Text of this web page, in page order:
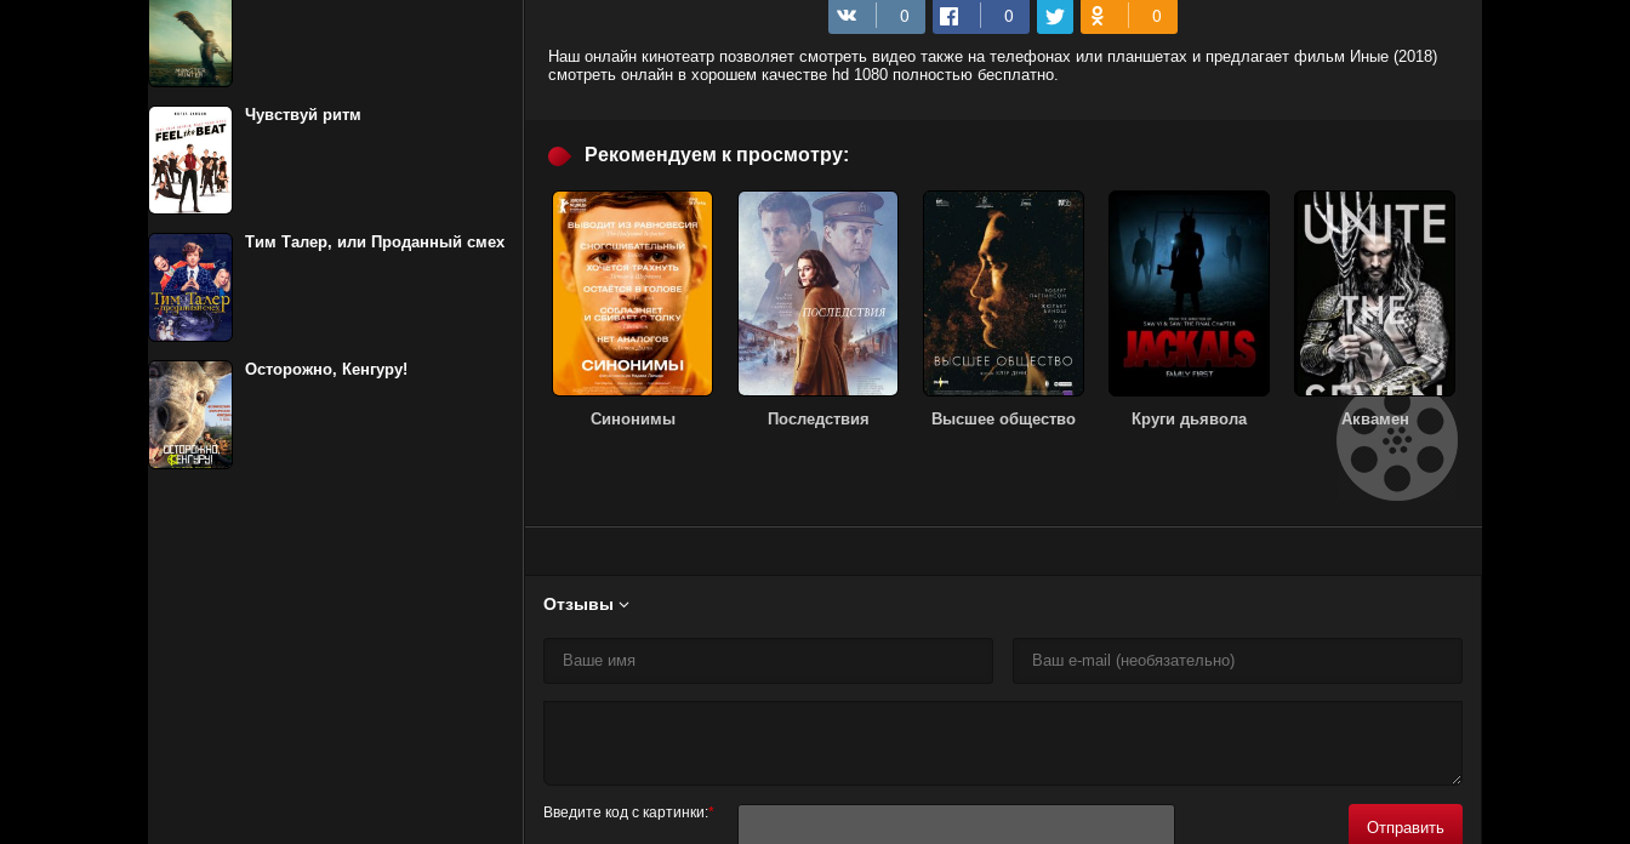
Наш онлайн кинотеатр позволяет смотреть видео также на телефонах или планшетах и предлагает фильм Иные (2018)
смотреть онлайн в хорошем качестве hd 1080 полностью бесплатно.
Рекомендуем к просмотру:
Синонимы Последствия Высшее общество Круги дьявола Аквамен
Отзывы 
Введите код с картинки:*
Отправить
Чувствуй ритм
Тим Талер, или Проданный смех
Осторожно, Кенгуру!